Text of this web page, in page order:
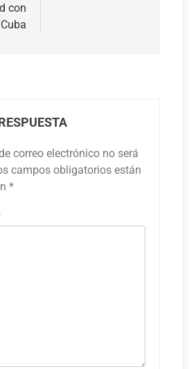
con
Cuba
correo electrónico no será
campos obligatorios están
*